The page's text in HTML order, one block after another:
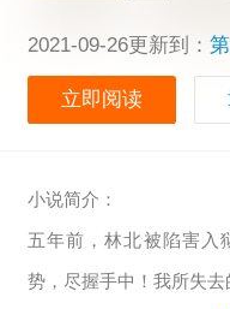
2021-09-26更新到：
立即阅读
小说简介：
五年前，林北被陷害入
势，尽握手中！我所失去